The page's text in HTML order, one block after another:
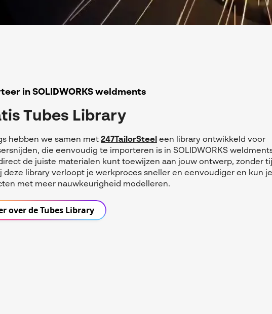
in SOLIDWORKS weldments
Tubes Library
hebben we samen met 247TailorSteel een library ontwikkeld voor
die eenvoudig te importeren is in SOLIDWORKS
de juiste materialen kunt toewijzen aan jouw ontwerp, zonder
deze library verloopt je werkproces sneller en eenvoudiger en kun
met meer nauwkeurigheid modelleren.
over de Tubes Library